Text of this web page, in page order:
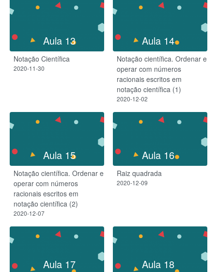
Aula 13
Notação Científica
2020-11-30
Aula 14
Notação científica. Ordenar e
operar com números
racionais escritos em
notação científica (1)
2020-12-02
Aula 15
Notação científica. Ordenar e
operar com números
racionais escritos em
notação científica (2)
2020-12-07
Aula 16
Raiz quadrada
2020-12-09
Aula 17 Aula 18